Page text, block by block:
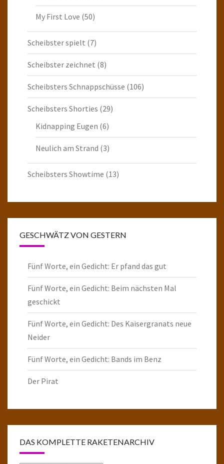
My First Love (50)
Scheibster spielt (7)
Scheibster zeichnet (8)
Scheibsters Schnappschüsse (106)
Scheibsters Shorties (29)
Kidnapping Eugen (6)
Neulich am Strand (3)
Scheibsters Showtime (13)
GESCHWÄTZ VON GESTERN
Fünf Worte, ein Gedicht: Er pfand das gut
Fünf Worte, ein Gedicht: Beim nächsten Mal
geschickt
Fünf Worte, ein Gedicht: Des Kaisergranats neue
Neider
Fünf Worte, ein Gedicht: Bands im Benz
Der Pirat
DAS KOMPLETTE RAKETENARCHIV